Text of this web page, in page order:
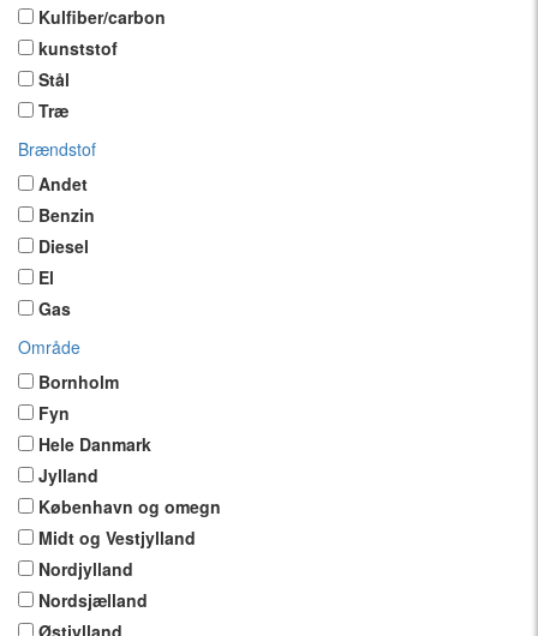
Kulfiber/carbon
kunststof
Stål
Træ
Brændstof
Andet
Benzin
Diesel
El
Gas
Område
Bornholm
Fyn
Hele Danmark
Jylland
København og omegn
Midt og Vestjylland
Nordjylland
Nordsjælland